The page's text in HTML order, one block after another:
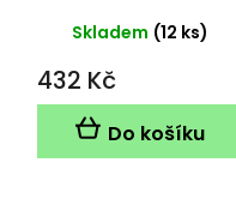
Skladem (12 ks)
432 Kč
Do košíku